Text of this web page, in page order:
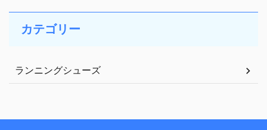
カテゴリー
ランニングシューズ